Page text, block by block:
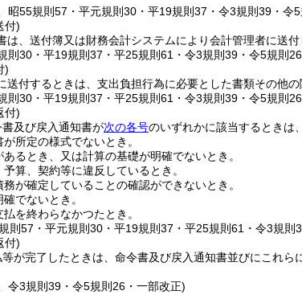
昭55規則57・平元規則30・平19規則37・令3規則39・令
付)
は、送付簿又は財務会計システムにより会計管理者に送付
則30・平19規則37・平25規則61・令3規則39・令5規則
)
送付するときは、支出負担行為に必要とした書類その他
則30・平19規則37・平25規則61・令3規則39・令5規則
付)
及び戻入通知書が次の各号のいずれかに該当するときは
所定の様式でないとき。
るとき、又は計算の基礎が明確でないとき。
算、契約等に違反しているとき。
が確定していることの確認ができないとき。
でないとき。
を終わらなかつたとき。
則57・平元規則30・平19規則37・平25規則61・令3規則
付)
が完了したときは、命令書及び戻入通知書並びにこれ
令3規則39・令5規則26・一部改正)